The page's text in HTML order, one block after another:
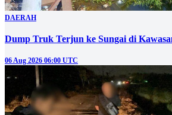
DAERAH
Dump Truk Terjun ke Sungai di
06 Aug 2026 06:00 UTC